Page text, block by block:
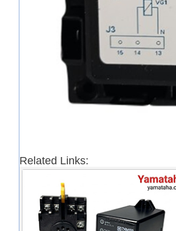
Related Links: